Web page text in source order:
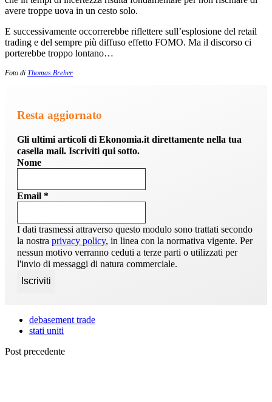
avere troppe uova in un cesto solo.
E successivamente occorrerebbe riflettere sull’esplosione del retail
trading e del sempre più diffuso effetto FOMO. Ma il discorso ci
porterebbe troppo lontano…
Foto di Thomas Breher
Resta aggiornato
Gli ultimi articoli di Ekonomia.it direttamente nella tua
casella mail. Iscriviti qui sotto.
Nome
Email *
I dati trasmessi attraverso questo modulo sono trattati secondo
la nostra privacy policy, in linea con la normativa vigente. Per
nessun motivo verranno ceduti a terze parti o utilizzati per
l'invio di messaggi di natura commerciale.
debasement trade
stati uniti
Post precedente